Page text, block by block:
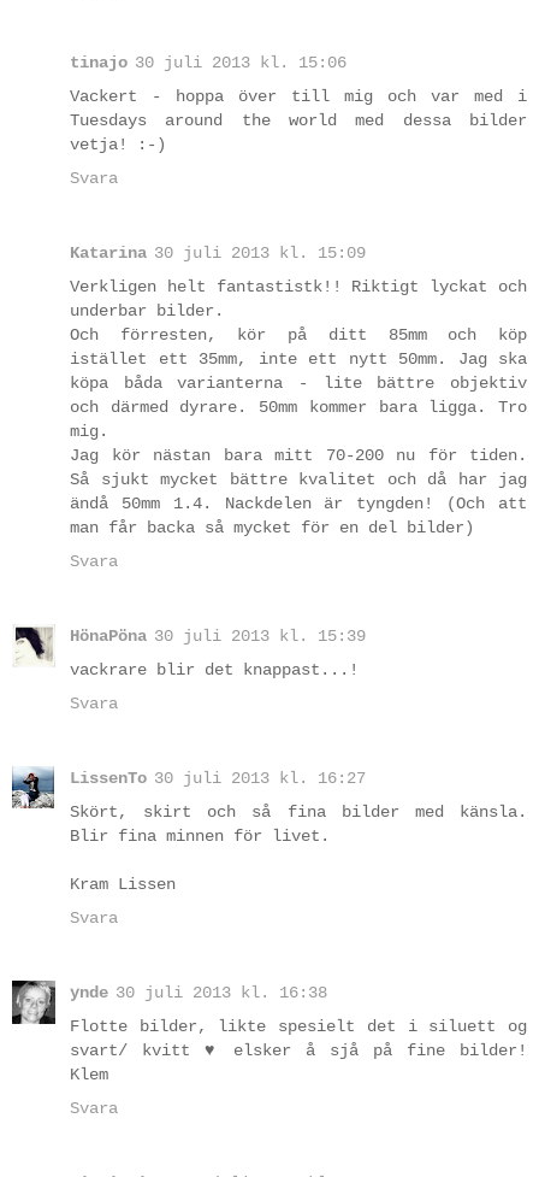
tinajo 30 juli 2013 kl. 15:06
Vackert - hoppa över till mig och var med i
Tuesdays around the world med dessa bilder
vetja! :-)
Svara
Katarina 30 juli 2013 kl. 15:09
Verkligen helt fantastistk!! Riktigt lyckat och
underbar bilder.
Och förresten, kör på ditt 85mm och köp
istället ett 35mm, inte ett nytt 50mm. Jag ska
köpa båda varianterna - lite bättre objektiv
och därmed dyrare. 50mm kommer bara ligga. Tro
mig.
Jag kör nästan bara mitt 70-200 nu för tiden.
Så sjukt mycket bättre kvalitet och då har jag
ändå 50mm 1.4. Nackdelen är tyngden! (Och att
man får backa så mycket för en del bilder)
Svara
HönaPöna 30 juli 2013 kl. 15:39
vackrare blir det knappast...!
Svara
LissenTo 30 juli 2013 kl. 16:27
Skört, skirt och så fina bilder med känsla.
Blir fina minnen för livet.
Kram Lissen
Svara
ynde 30 juli 2013 kl. 16:38
Flotte bilder, likte spesielt det i siluett og
svart/ kvitt ♥ elsker å sjå på fine bilder!
Klem
Svara